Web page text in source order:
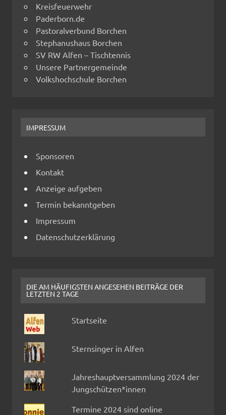
Kreisfeuerwehr
Paderborn.de
Pastoralverbund Borchen
Stephanushaus Borchen
SV RW Alfen – Tischtennis
Unsere Partnergemeinde
Volkshochschule Borchen
IMPRESSUM
Sponsoren
Kontakt
Anzeige aufgeben
Termin bekanntgeben
Impressum
Datenschutzerklärung
DIE AM HÄUFIGSTEN ANGESEHEN BEITRÄGE DER
LETZTEN 2 TAGE
Startseite
Sternsinger in Alfen
Jahreshauptversammlung 2024 der
Jungschützen*innen
Termine 2024 sind online